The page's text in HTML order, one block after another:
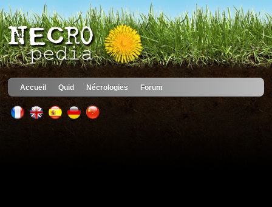
Accueil Quid Nécrologies Forum